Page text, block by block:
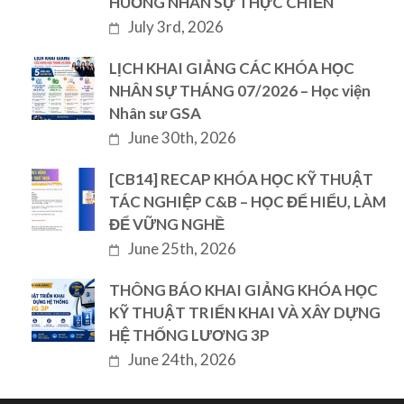
July 3rd, 2026
LỊCH KHAI GIẢNG CÁC KHÓA HỌC
NHÂN SỰ THÁNG 07/2026 – Học viện
Nhân sư GSA
June 30th, 2026
[CB14] RECAP KHÓA HỌC KỸ THUẬT
TÁC NGHIỆP C&B – HỌC ĐỂ HIỂU, LÀM
ĐỂ VỮNG NGHỀ
June 25th, 2026
THÔNG BÁO KHAI GIẢNG KHÓA HỌC
KỸ THUẬT TRIỂN KHAI VÀ XÂY DỰNG
HỆ THỐNG LƯƠNG 3P
June 24th, 2026